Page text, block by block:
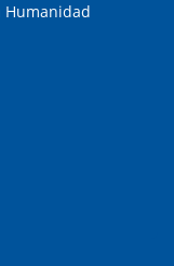
Humanidad